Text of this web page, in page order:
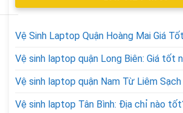
Vệ Sinh Laptop Quận Hoàng Mai Giá
Vệ sinh laptop quận Long Biên: Giá tốt
Vệ sinh laptop quận Nam Từ Liêm Sạch
Vệ sinh laptop Tân Bình: Địa chỉ nào